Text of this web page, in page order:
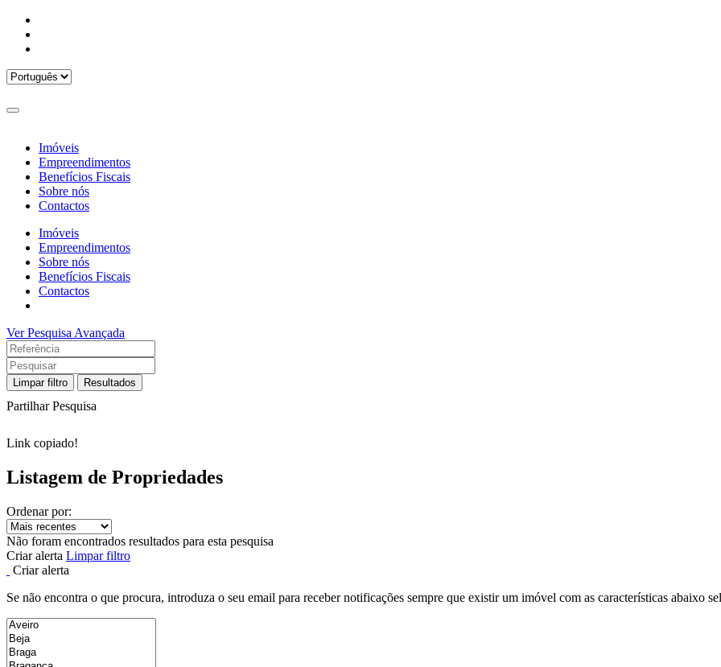
Imóveis
Empreendimentos
Benefícios Fiscais
Sobre nós
Contactos
Imóveis
Empreendimentos
Sobre nós
Benefícios Fiscais
Contactos
Ver Pesquisa Avançada
Limpar filtro Resultados
Partilhar Pesquisa
Link copiado!
Listagem de Propriedades
Ordenar por:
Não foram encontrados resultados para esta pesquisa
Criar alerta Limpar filtro
Criar alerta
Se não encontra o que procura, introduza o seu email para receber notificações sempre que existir um imóvel com as características abaixo